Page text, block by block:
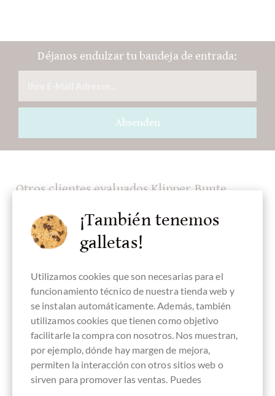
Déjanos endulzar tu bandeja de entrada:
Absenden
Otros clientes evaluados Klipper Bunte
Escriba la primera reseña y ayude a otros clientes. Gracias
Ihre Meinung
Resumen
¡También tenemos
galletas!
Utilizamos cookies que son necesarias para el
funcionamiento técnico de nuestra tienda web y
se instalan automáticamente. Además, también
utilizamos cookies que tienen como objetivo
facilitarle la compra con nosotros. Nos muestran,
por ejemplo, dónde hay margen de mejora,
permiten la interacción con otros sitios web o
sirven para promover las ventas. Puedes